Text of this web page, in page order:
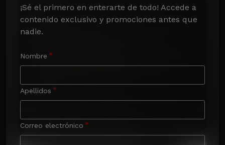
¡Sé el primero en enterarte de todo! Accede a
contenido exclusivo y promociones antes que
nadie.
Nombre
Apellidos
Correo electrónico